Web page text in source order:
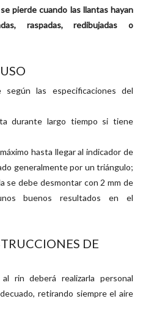
pierde cuando las llantas hayan
raspadas, redibujadas o
las especificaciones del
durante largo tiempo si tiene
hasta llegar al indicador de
generalmente por un triángulo;
se debe desmontar con 2 mm de
buenos resultados en el
DE
rin deberá realizarla personal
retirando siempre el aire